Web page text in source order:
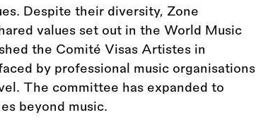
Despite their diversity, Zone
values set out in the World Music
the Comité Visas Artistes in
by professional music organisations
The committee has expanded to
beyond music.